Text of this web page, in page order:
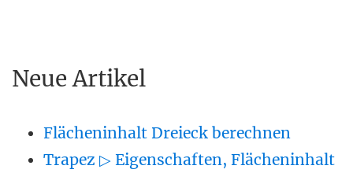
Neue Artikel
Flächeninhalt Dreieck berechnen
Trapez ▷ Eigenschaften, Flächeninhalt